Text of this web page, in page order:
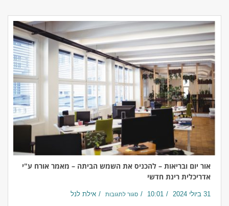
אור יום ובריאות – להכניס את השמש הביתה – מאמר אורח ע"י
אדריכלית רינת חדשי
31 ביולי 2024 10:01 סגור לתגובות אילת לנל